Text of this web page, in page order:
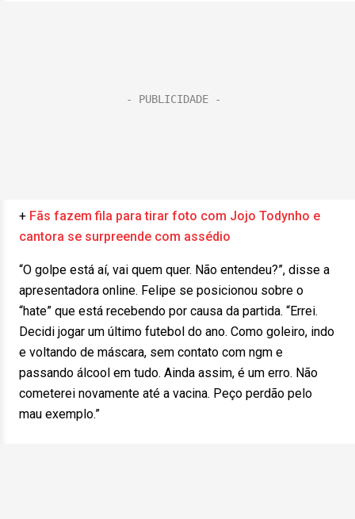
+ Fãs fazem fila para tirar foto com Jojo Todynho e
cantora se surpreende com assédio
“O golpe está aí, vai quem quer. Não entendeu?”, disse a
apresentadora online. Felipe se posicionou sobre o
“hate” que está recebendo por causa da partida. “Errei.
Decidi jogar um último futebol do ano. Como goleiro, indo
e voltando de máscara, sem contato com ngm e
passando álcool em tudo. Ainda assim, é um erro. Não
cometerei novamente até a vacina. Peço perdão pelo
mau exemplo.”